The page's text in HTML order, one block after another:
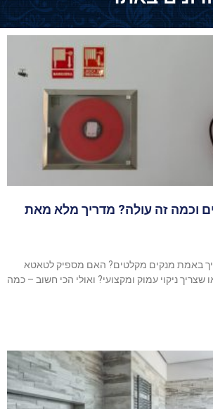
וכמה זה עולה? מדריך מלא מאת
באמת מנקים מקלטים? האם מספיק לטאטא
שצריך ניקוי עמוק ומקצועי? ואולי הכי חשוב – כמה